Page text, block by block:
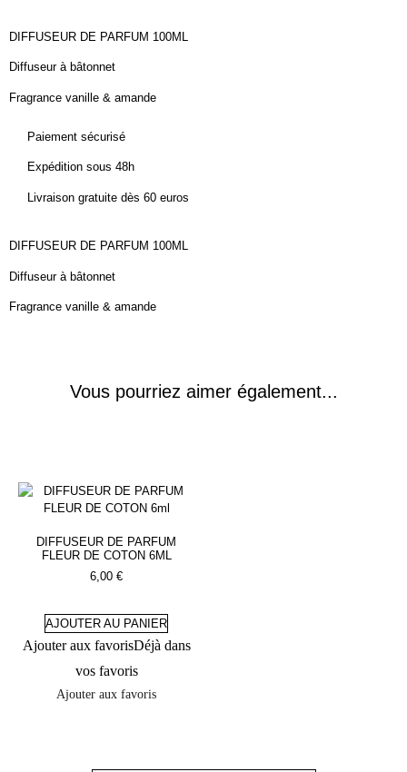
DIFFUSEUR DE PARFUM 100ML
Diffuseur à bâtonnet
Fragrance vanille & amande
Paiement sécurisé
Expédition sous 48h
Livraison gratuite dès 60 euros
DIFFUSEUR DE PARFUM 100ML
Diffuseur à bâtonnet
Fragrance vanille & amande
Vous pourriez aimer également...
DIFFUSEUR DE PARFUM
FLEUR DE COTON 6ML
6,00 €
AJOUTER AU PANIER
Ajouter aux favorisDéjà dans
vos favoris
Ajouter aux favoris